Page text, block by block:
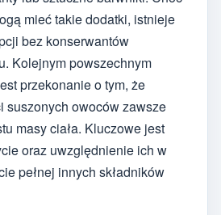
mieć takie dodatki, istnieje
bez konserwantów
Kolejnym powszechnym
przekonanie o tym, że
suszonych owoców zawsze
masy ciała. Kluczowe jest
oraz uwzględnienie ich w
pełnej innych składników